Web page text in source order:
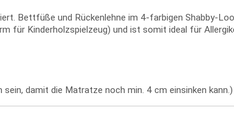
Bettfüße und Rückenlehne im 4-farbigen Shabby-
für Kinderholzspielzeug) und ist somit ideal für
damit die Matratze noch min. 4 cm einsinken kann.)